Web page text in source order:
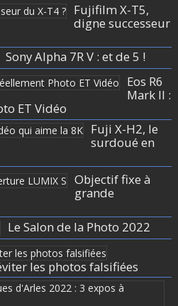
Fujifilm X-T5,
digne successeur
Sony Alpha 7R V : et de 5 !
Eos R6
Mark II :
ET Vidéo
Fuji X-H2, le
surdoué en
Objectif fixe à
grande
Le Salon de la Photo 2022
les photos falsifiées